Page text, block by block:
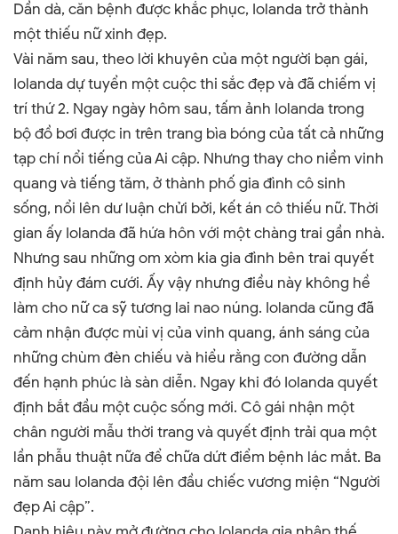
Dần dà, căn bệnh được khắc phục, Iolanda trở thành
một thiếu nữ xinh đẹp.
Vài năm sau, theo lời khuyên của một người bạn gái,
Iolanda dự tuyển một cuộc thi sắc đẹp và đã chiếm vị
trí thứ 2. Ngay ngày hôm sau, tấm ảnh Iolanda trong
bộ đồ bơi được in trên trang bìa bóng của tất cả những
tạp chí nổi tiếng của Ai cập. Nhưng thay cho niềm vinh
quang và tiếng tăm, ở thành phố gia đình cô sinh
sống, nổi lên dư luận chửi bởi, kết án cô thiếu nữ. Thời
gian ấy Iolanda đã hứa hôn với một chàng trai gần nhà.
Nhưng sau những om xòm kia gia đình bên trai quyết
định hủy đám cưới. Ấy vậy nhưng điều này không hề
làm cho nữ ca sỹ tương lai nao núng. Iolanda cũng đã
cảm nhận được mùi vị của vinh quang, ánh sáng của
những chùm đèn chiếu và hiểu rằng con đường dẫn
đến hạnh phúc là sàn diễn. Ngay khi đó Iolanda quyết
định bắt đầu một cuộc sống mới. Cô gái nhận một
chân người mẫu thời trang và quyết định trải qua một
lần phẫu thuật nữa để chữa dứt điểm bệnh lác mắt. Ba
năm sau Iolanda đội lên đầu chiếc vương miện “Người
đẹp Ai cập”.